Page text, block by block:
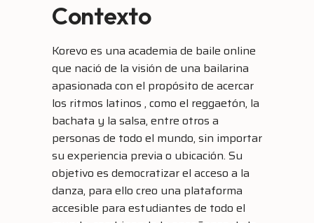
Contexto
Korevo es una academia de baile online
que nació de la visión de una bailarina
apasionada con el propósito de acercar
los ritmos latinos , como el reggaetón, la
bachata y la salsa, entre otros a
personas de todo el mundo, sin importar
su experiencia previa o ubicación. Su
objetivo es democratizar el acceso a la
danza, para ello creo una plataforma
accesible para estudiantes de todo el